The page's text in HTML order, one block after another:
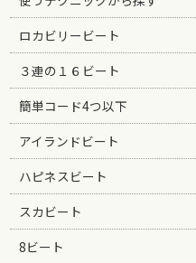
ロカビリービート
３連の１６ビート
簡単コード4つ以下
アイランドビート
ハピネスビート
スカビート
8ビート